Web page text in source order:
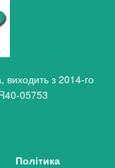
виходить з 2014-го
05753
Політика